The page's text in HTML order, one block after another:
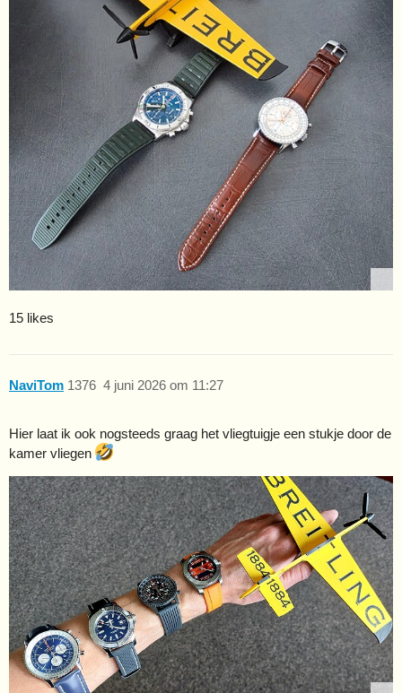
15 likes
NaviTom 4 juni 2026 om 11:27
1376
Hier laat ik ook nogsteeds graag het vliegtuigje een stukje door de
kamer vliegen